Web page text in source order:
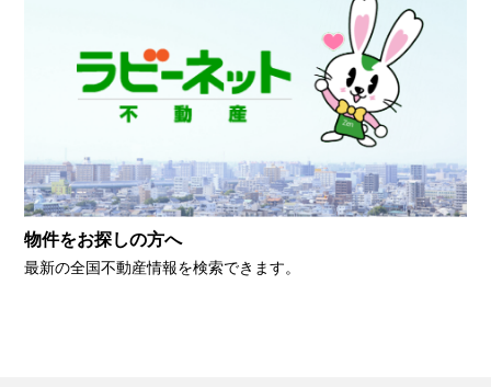
物件をお探しの方へ
最新の全国不動産情報を検索できます。